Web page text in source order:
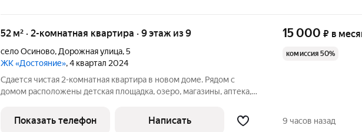
52 м² · 2-комнатная квартира · 9 этаж из 9
село Осиново, Дорожная улица,5
ЖК «Достояние», 4 квартал 2024
Сдается чистая 2-комнатная квартира в новом доме. Рядом с
домом расположены детская площадка, озеро, магазины, аптека,
современный ремонт. Окна пластиковые. Потолки натяжные. Сан
узел в кафеле.
15 000 ₽ в
комиссия 50%
Показать телефон Написать 9 часов назад